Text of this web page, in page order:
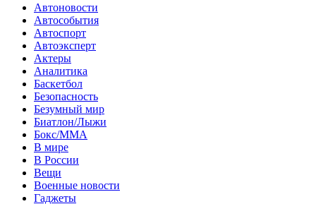
Автоновости
Автособытия
Автоспорт
Автоэксперт
Актеры
Аналитика
Баскетбол
Безопасность
Безумный мир
Биатлон/Лыжи
Бокс/MMA
В мире
В России
Вещи
Военные новости
Гаджеты